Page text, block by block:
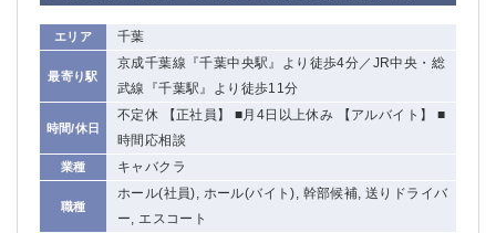
エリア 千葉
最寄り駅
京成千葉線『千葉中央駅』より徒歩4分／JR中央・総
武線『千葉駅』より徒歩11分
時間/休日
不定休 【正社員】 ■月4日以上休み 【アルバイト】 ■
時間応相談
業種 キャバクラ
職種
ホール(社員), ホール(バイト), 幹部候補, 送りドライバ
ー, エスコート
蒲田東口
立川（南口）
新宿
浜松町
西葛西
葛西
ひばりヶ丘（北口）
吉祥寺（南口／公園口） 小作・羽村・福生エリア
自由が丘